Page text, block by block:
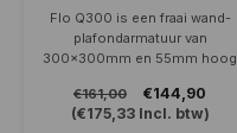
Flo Q300 is een fraai wand-
plafondarmatuur van
300x300mm en 55mm hoog
venster. Leverbaar in wit, alu
grijs, antraciet en goud. In
€161,00
€144,90
(€175,33Incl. btw)